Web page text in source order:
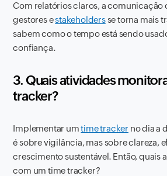
Com relatórios claros, a comunicação
gestores estakeholdersse torna mais
sabem como o tempo está sendo
confiança.
3. Quais atividades
tracker?
Implementar umtime tracker no dia a
é sobre vigilância, mas sobre clareza,
crescimento sustentável. Então, quais
com um time tracker?